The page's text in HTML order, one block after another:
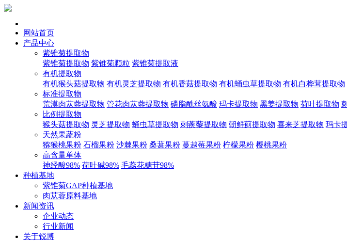
网站首页
产品中心
紫锥菊提取物
紫锥菊提取物 紫锥菊颗粒 紫锥菊提取液
有机提取物
有机猴头菇提取物 有机灵芝提取物 有机香菇提取物 有机蛹虫草提取物 有机白桦茸提取物
标准提取物
荒漠肉苁蓉提取物 管花肉苁蓉提取物 磷脂酰丝氨酸 玛卡提取物 黑姜提取物 荷叶提取物
比例提取物
猴头菇提取物 灵芝提取物 蛹虫草提取物 刺蒺藜提取物 朝鲜蓟提取物 喜来芝提取物 玛卡
天然果蔬粉
猕猴桃果粉 石榴果粉 沙棘果粉 桑葚果粉 蔓越莓果粉 柠檬果粉 樱桃果粉
高含量单体
神经酸98% 荷叶碱98% 毛蕊花糖苷98%
种植基地
紫锥菊GAP种植基地
肉苁蓉原料基地
新闻资讯
企业动态
行业新闻
关于锐博